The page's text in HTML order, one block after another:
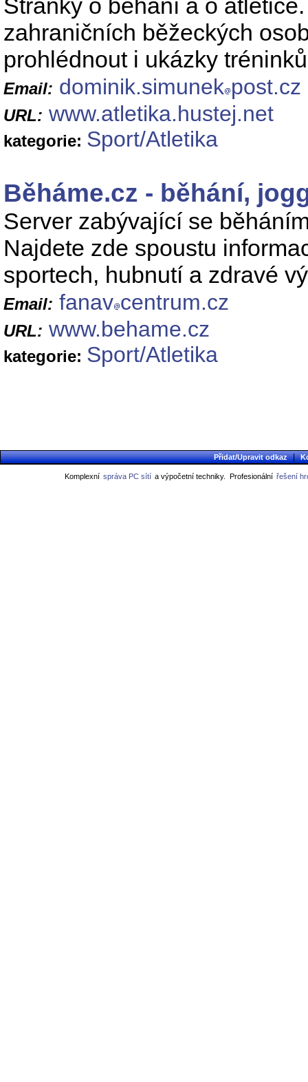
Stránky o běhání a o
zahraničních běžeckých
prohlédnout i ukázky
Email: dominik.simunek post.cz
URL: www.atletika.hustej.net
kategorie: Sport/Atletika
Běháme.cz - běhání,
Server zabývající se
Najdete zde spoustu
sportech, hubnutí a zdravé
Email: fanav centrum.cz
URL: www.behame.cz
kategorie: Sport/Atletika
Přidat/Upravit odkaz |
Komplexní správa PC sítí a výpočetní techniky. Profesionální řešení